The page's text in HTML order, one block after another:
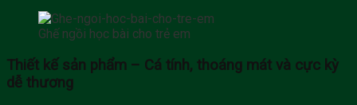
Ghế ngồi học bài cho trẻ em
Thiết kế sản phẩm – Cá tính, thoáng mát và cực kỳ
dễ thương